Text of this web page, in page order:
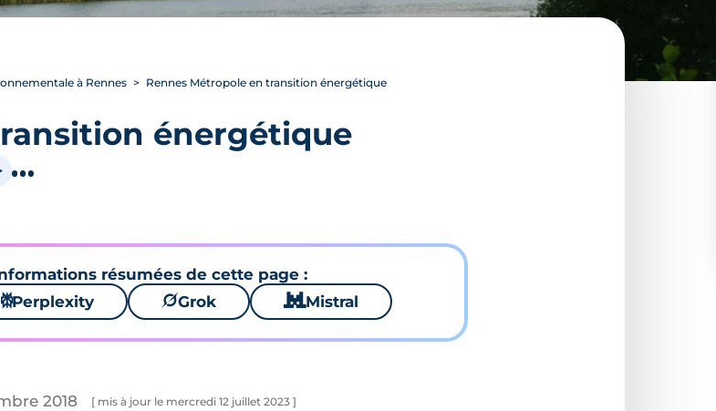
à Rennes Rennes Métropole en transition énergétique
énergétique
résumées de cette page :
⚙Perplexity 🪐Grok 🐱 Mistral
2018 [ mis à jour le mercredi 12 juillet 2023 ]